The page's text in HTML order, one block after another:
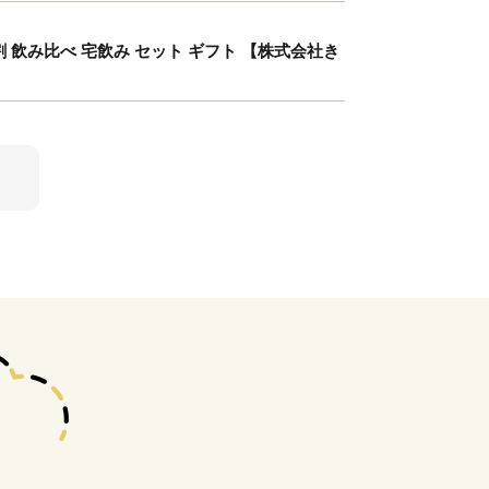
み比べ 宅飲み セット ギフト 【株式会社き